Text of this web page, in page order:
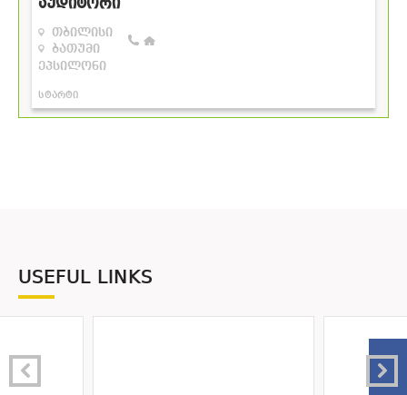
USEFUL LINKS